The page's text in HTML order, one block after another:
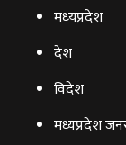
मध्‍यप्रदेश
देश
विदेश
मध्यप्रदेश